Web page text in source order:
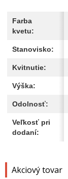
Akciový tovar
Farba
kvetu:
Stanovisko:
Kvitnutie:
Výška:
Odolnosť:
Veľkosť pri
dodaní: